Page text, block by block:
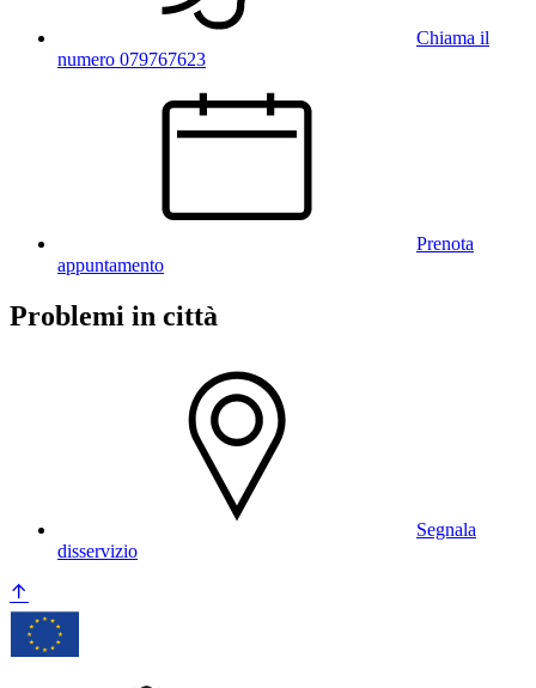
Chiama il
numero 079767623
Prenota
appuntamento
Problemi in città
Segnala
disservizio